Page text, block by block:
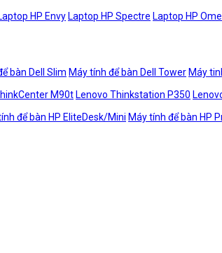
HP Envy Laptop HP Spectre Laptop HP
bàn Dell Slim Máy tính để bàn Dell Tower Máy
M90t Lenovo Thinkstation P350
để bàn HP EliteDesk/Mini Máy tính để bàn HP